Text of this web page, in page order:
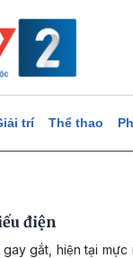
trí Thể thao
điện
gắt, hiện tại